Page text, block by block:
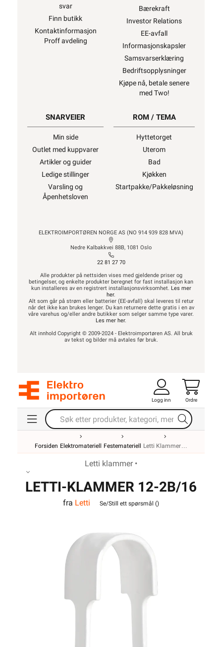
svar
Finn butikk
Kontaktinformasjon
Proff avdeling
Bærekraft
Investor Relations
EE-avfall
Informasjonskapsler
Samsvarserklæring
Bedriftsopplysninger
Kjøpe nå, betale senere
med Two!
SNARVEIER
Min side
Outlet med kuppvarer
Artikler og guider
Ledige stillinger
Varsling og
Åpenhetsloven
ROM / TEMA
Hyttetorget
Uterom
Bad
Kjøkken
Startpakke/Pakkeløsning
ELEKTROIMPORTØREN NORGE AS (NO 914 939 828 MVA)
Nedre Kalbakkvei 88B, 1081 Oslo
22 81 27 70
Alle produkter på nettsiden vises med gjeldende priser og
betingelser, og enkelte produkter beregnet for fast installasjon kan
kun installeres av en registrert installasjonsvirksomhet. Les mer
her.
Alt som går på strøm eller batterier (EE-avfall) skal leveres til retur
når det ikke kan brukes lenger. Du kan returnere dette gratis i en av
våre varehus og/eller andre butikker som selger samme type varer.
Les mer her.
Alt innhold Copyright © 2009-2024 - Elektroimportøren AS. All bruk
av tekst og bilder må avtales før bruk.
Logg inn Ordre
Forsiden Elektromateriell Festemateriell Letti Klammer
Letti klammer •
LETTI-KLAMMER 12-2B/16
PH
fra Letti Se/Still ett spørsmål ()